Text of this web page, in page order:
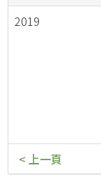
2019
< 上一頁